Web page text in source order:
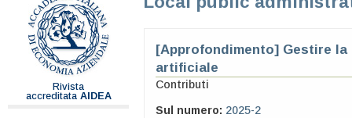
Rivista
accreditata AIDEA
[Approfondimento] Gestire la
artificiale
Contributi
Sul numero: 2025-2